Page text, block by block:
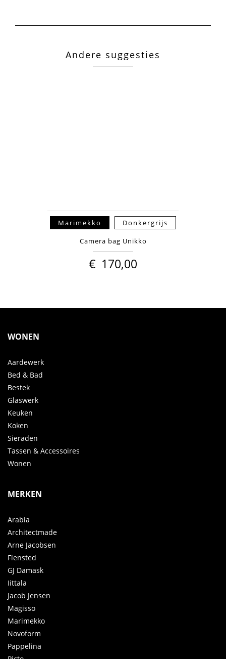
Andere suggesties
Marimekko Donkergrijs
Camera bag Unikko
€ 170,00
WONEN
Aardewerk
Bed & Bad
Bestek
Glaswerk
Keuken
Koken
Sieraden
Tassen & Accessoires
Wonen
MERKEN
Arabia
Architectmade
Arne Jacobsen
Flensted
GJ Damask
Iittala
Jacob Jensen
Magisso
Marimekko
Novoform
Pappelina